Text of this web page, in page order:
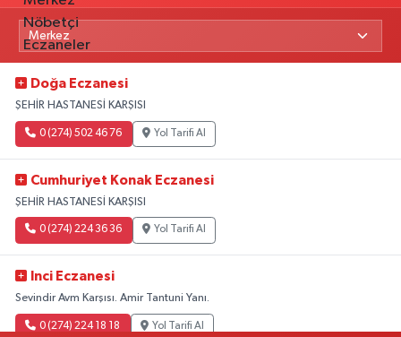
Doğa Eczanesi
ŞEHİR HASTANESİ KARŞISI
0 (274) 502 46 76 Yol Tarifi Al
Cumhuriyet Konak Eczanesi
ŞEHİR HASTANESİ KARŞISI
0 (274) 224 36 36 Yol Tarifi Al
Inci Eczanesi
Sevindir Avm Karşısı. Amir Tantuni Yanı.
0 (274) 224 18 18 Yol Tarifi Al